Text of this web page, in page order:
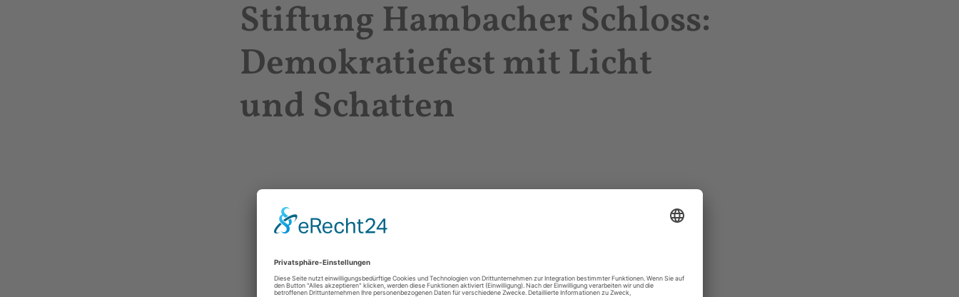
Stiftung Hambacher Schloss:
Demokratiefest mit Licht
und Schatten